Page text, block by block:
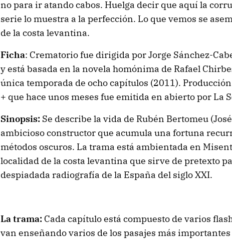
no para ir atando cabos. Huelga decir que aquí la
serie lo muestra a la perfección. Lo que vemos se
de la costa levantina.
Ficha: Crematorio fue dirigida por Jorge Sánchez-
y está basada en la novela homónima de Rafael
única temporada de ocho capítulos (2011).
+ que hace unos meses fue emitida en abierto por La
Sinopsis: Se describe la vida de Rubén Bertomeu
ambicioso constructor que acumula una fortuna
métodos oscuros. La trama está ambientada en
localidad de la costa levantina que sirve de pretexto
despiadada radiografía de la España del siglo XXI.
La trama:Cada capítulo está compuesto de varios
van enseñando varios de los pasajes más